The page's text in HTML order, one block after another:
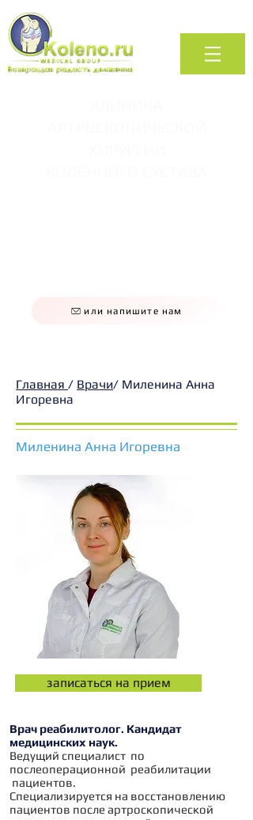
или напишите нам
Главная / Врачи/ Миленина Анна
Игоревна
Миленина Анна Игоревна
записаться на прием
Врач реабилитолог. Кандидат
медицинских наук.
Ведущий специалист по
послеоперационной реабилитации
пациентов.
Специализируется на восстановлению
пациентов после артроскопической